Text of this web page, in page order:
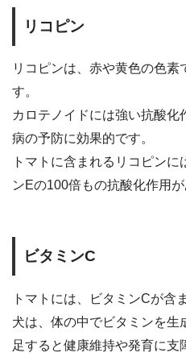
リコピン
リコピンは、赤や黄色の色
す。
カロテノイドには強い抗酸
病の予防に効果的です。
トマトに含まれるリコピン
ンEの100倍もの抗酸化作用
ビタミンC
トマトには、ビタミンCが含
犬は、体の中でビタミンを生
足すると健康維持や発育に支